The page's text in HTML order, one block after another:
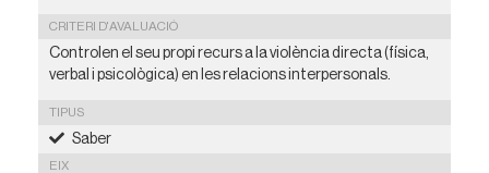
CRITERI D'AVALUACIÓ
Controlen el seu propi recurs a la violència directa (física,
verbal i psicològica) en les relacions interpersonals.
TIPUS
Saber
EIX